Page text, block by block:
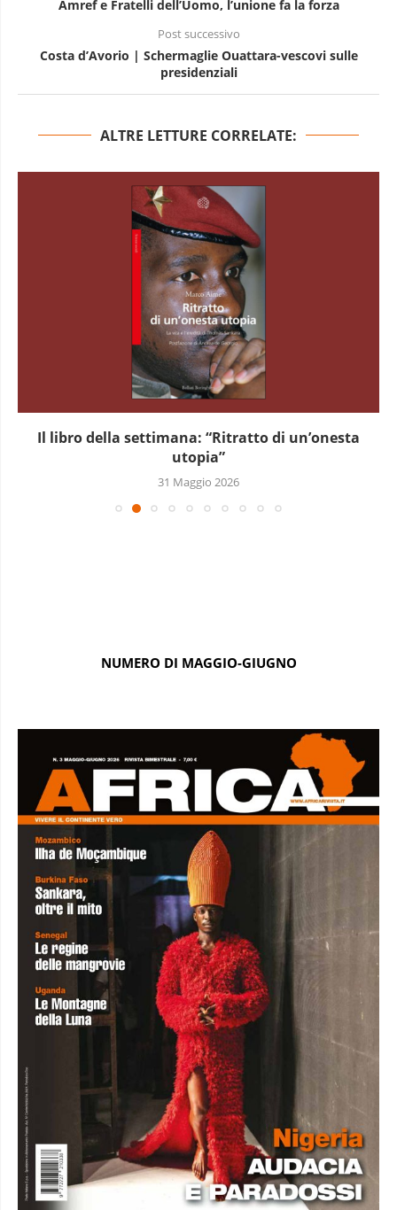
Amref e Fratelli dell’Uomo, l’unione fa la forza
Post successivo
Costa d’Avorio | Schermaglie Ouattara-vescovi sulle
presidenziali
ALTRE LETTURE CORRELATE:
Il libro della settimana: “Ritratto di un’onesta
utopia”
31 Maggio 2026
NUMERO DI MAGGIO-GIUGNO